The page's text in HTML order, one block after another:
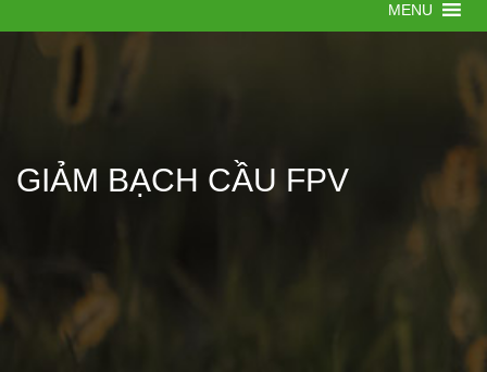
MENU
GIẢM BẠCH CẦU FPV